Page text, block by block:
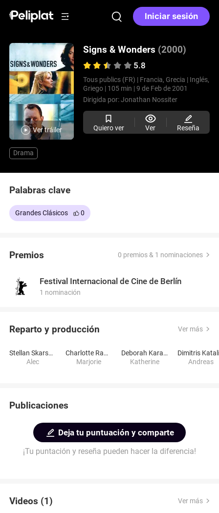
Iniciar sesión
Ver tráiler
Signs & Wonders (2000)
5.8
Tous publics (FR) | Francia, Grecia | Inglés,
Griego | 105 min | 9 de Feb de 2001
Dirigida por:Jonathan Nossiter
Quiero ver Ver Reseña
Drama
Palabras clave
Grandes Clásicos 0
Premios 0 premios & 1 nominaciones
Festival Internacional de Cine de Berlín
1 nominación
Reparto y producción Ver más
Stellan Skarsgård
Alec
Charlotte Rampling
Marjorie
Deborah Kara Unger
Katherine
Andreas
Publicaciones
Deja tu puntuación y comparte
¡Tu puntación y reseña pueden hacer la diferencia!
Videos (1) Ver más